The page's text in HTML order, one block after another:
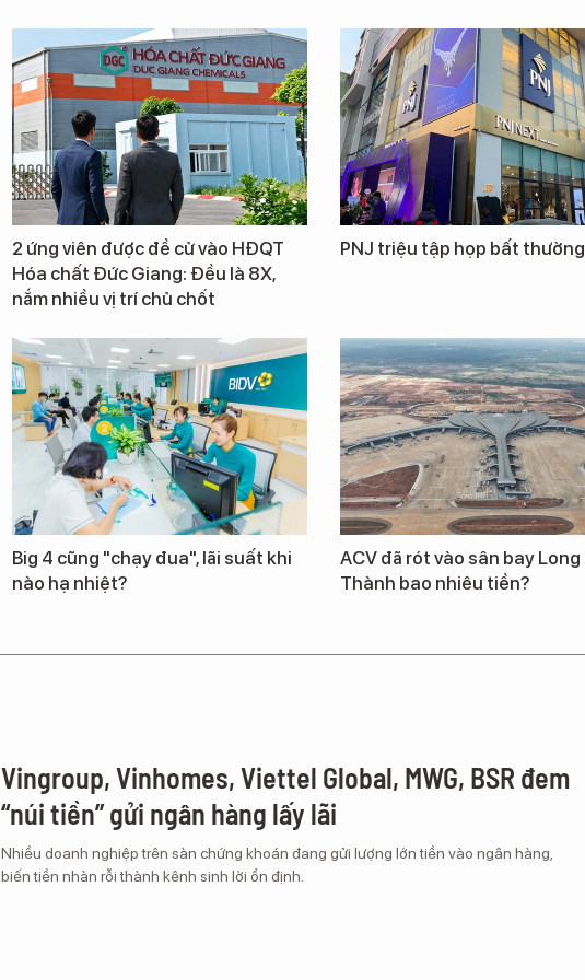
2 ứng viên được đề cử vào HĐQT
Hóa chất Đức Giang: Đều là 8X,
nắm nhiều vị trí chủ chốt
PNJ triệu tập họp bất thường
Big 4 cũng "chạy đua", lãi suất khi
nào hạ nhiệt?
ACV đã rót vào sân bay Long
Thành bao nhiêu tiền?
Vingroup, Vinhomes, Viettel Global, MWG, BSR đem
“núi tiền” gửi ngân hàng lấy lãi
Nhiều doanh nghiệp trên sàn chứng khoán đang gửi lượng lớn tiền vào ngân hàng,
biến tiền nhàn rỗi thành kênh sinh lời ổn định.